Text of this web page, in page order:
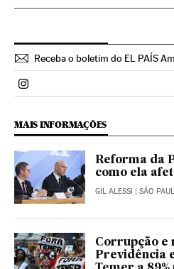
Receba o boletim do EL PAÍS
Politica El País Brasil en
MAIS INFORMAÇÕES
Reforma da
como ela
GIL ALESSI | SÃO
Corrupção e
Previdência